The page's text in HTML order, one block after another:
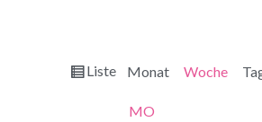
Ansicht
Liste Monat Woche
MO